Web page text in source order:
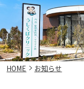
HOME お知らせ